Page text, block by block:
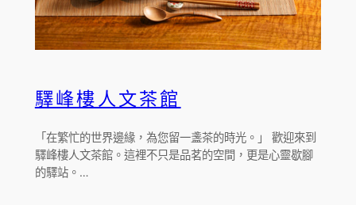
驛峰樓人文茶館
「在繁忙的世界邊緣，為您留一盞茶的時光。」 歡迎來到
驛峰樓人文茶館。這裡不只是品茗的空間，更是心靈歇腳
的驛站。…